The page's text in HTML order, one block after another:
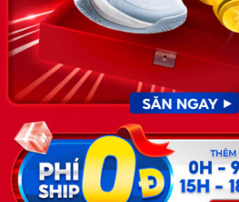
Giấy
việc làm
GP
binh